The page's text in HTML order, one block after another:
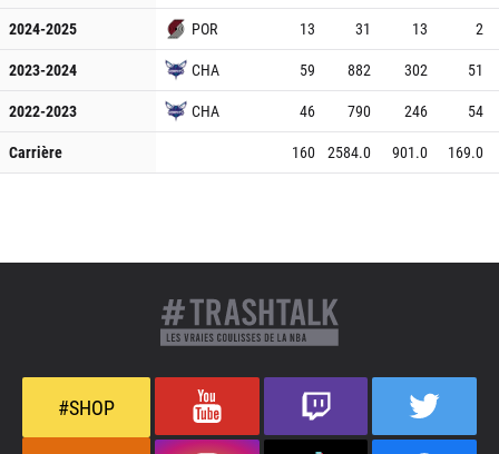
2024-2025
POR 13 31 13
2
2023-2024
CHA 59 882 302
51
2022-2023
CHA 46 790 246
54
Carrière
160 2584.0 901.0 169.0
#SHOP